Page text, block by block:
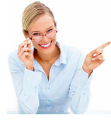
Главная
Архив журнала
Сертификат
Публикационная
О журнале
График
Оргвзнос